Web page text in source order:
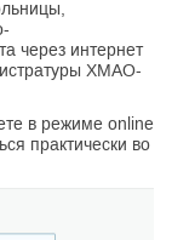
через интернет
ХМАО-
в режиме online
практически во